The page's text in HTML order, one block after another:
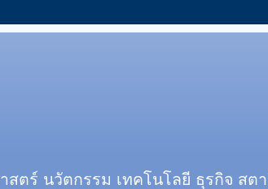
สตร์ นวัตกรรม เทคโนโลยี ธุรกิจ สต